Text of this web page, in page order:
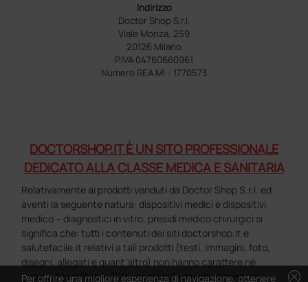
Indirizzo
Doctor Shop S.r.l.
Viale Monza, 259
20126 Milano
P.IVA 04760660961
Numero REA MI - 1770573
DOCTORSHOP.IT È UN SITO PROFESSIONALE
DEDICATO ALLA CLASSE MEDICA E SANITARIA
Relativamente ai prodotti venduti da Doctor Shop S.r.l. ed
aventi la seguente natura: dispositivi medici e dispositivi
medico – diagnostici in vitro, presidi medico chirurgici si
significa che: tutti i contenuti dei siti doctorshop.it e
salutefacile.it relativi a tali prodotti (testi, immagini, foto,
disegni, allegati e quant’altro) non hanno carattere né
natura di pubblicità. Tutti i contenuti devono intendersi e
cancel
Per offrire una migliore esperienza di navigazione, ottenere